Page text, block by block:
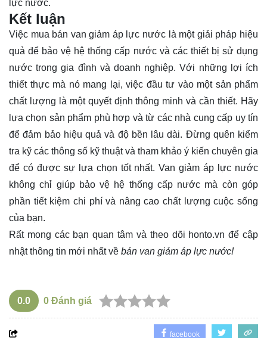
lực nước.
Kết luận
Việc mua bán van giảm áp lực nước là một giải pháp hiệu
quả để bảo vệ hệ thống cấp nước và các thiết bị sử dụng
nước trong gia đình và doanh nghiệp. Với những lợi ích
thiết thực mà nó mang lại, việc đầu tư vào một sản phẩm
chất lượng là một quyết định thông minh và cần thiết. Hãy
lựa chọn sản phẩm phù hợp và từ các nhà cung cấp uy tín
để đảm bảo hiệu quả và độ bền lâu dài. Đừng quên kiểm
tra kỹ các thông số kỹ thuật và tham khảo ý kiến chuyên gia
để có được sự lựa chọn tốt nhất. Van giảm áp lực nước
không chỉ giúp bảo vệ hệ thống cấp nước mà còn góp
phần tiết kiệm chi phí và nâng cao chất lượng cuộc sống
của bạn.
Rất mong các bạn quan tâm và theo dõi honto.vn để cập
nhật thông tin mới nhất về bán van giảm áp lực nước!
0.0 0 Đánh giá
facebook